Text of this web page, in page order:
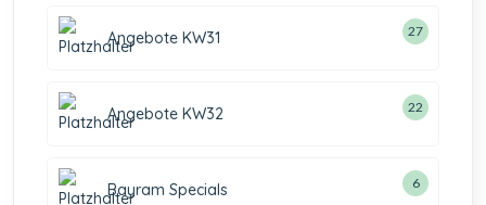
Angebote KW31 27
Angebote KW32 22
Bayram Specials 6